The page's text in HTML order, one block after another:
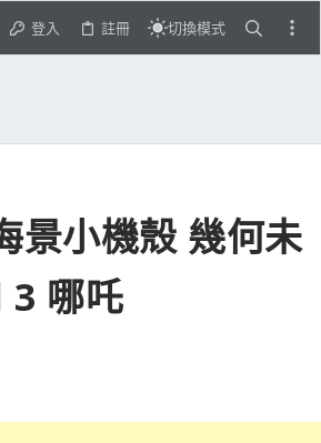
登入 註冊 切換模式
景小機殼 幾何未
哪吒